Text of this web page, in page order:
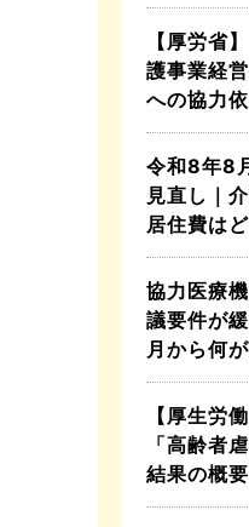
【厚労省
護事業経
への協力
令和8年8
見直し｜
居住費は
協力医療
議要件が
月から何
【厚生労
「高齢者
結果の概